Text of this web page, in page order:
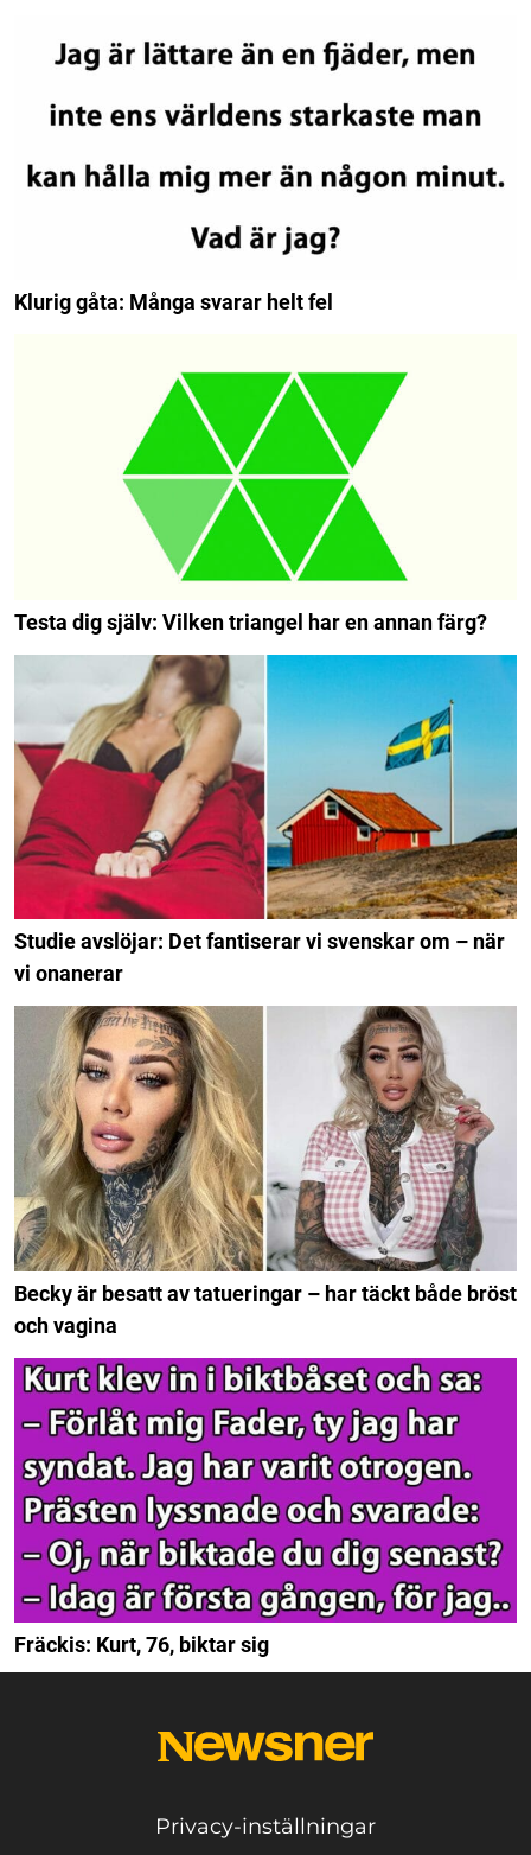
Klurig gåta: Många svarar helt fel
Testa dig själv: Vilken triangel har en annan färg?
Studie avslöjar: Det fantiserar vi svenskar om – när
vi onanerar
Becky är besatt av tatueringar – har täckt både bröst
och vagina
Fräckis: Kurt, 76, biktar sig
Privacy-inställningar